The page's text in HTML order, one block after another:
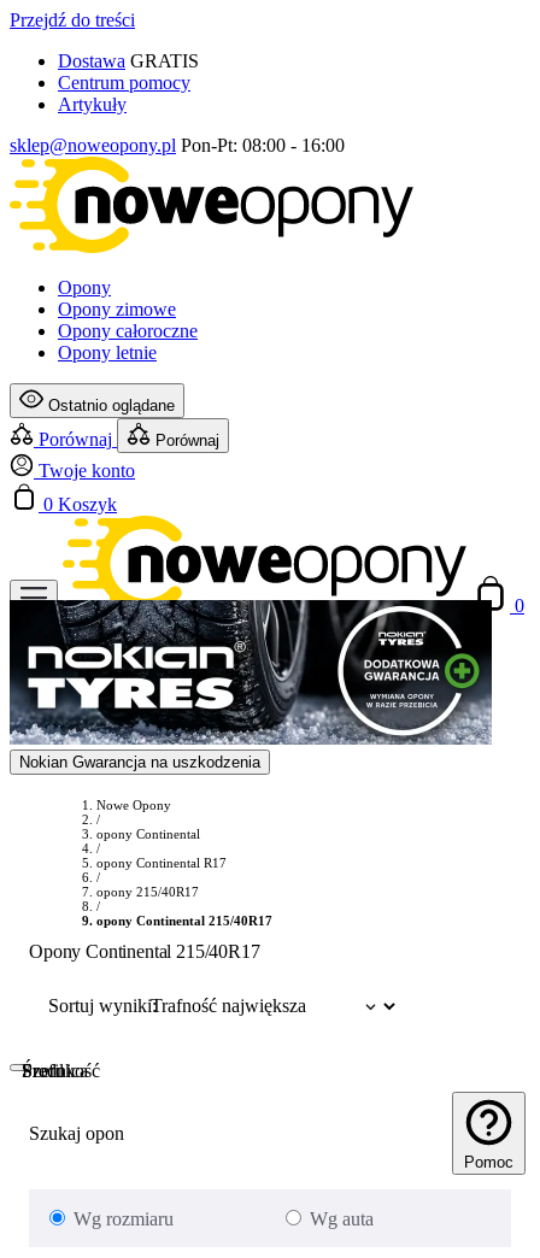
Przejdź do treści
Dostawa GRATIS
Centrum pomocy
Artykuły
sklep@noweopony.pl Pon-Pt: 08:00 - 16:00
Opony
Opony zimowe
Opony całoroczne
Opony letnie
Ostatnio oglądane
Porównaj Porównaj
Twoje konto
0 Koszyk
0
Nokian Gwarancja na uszkodzenia
Nowe Opony
/
opony Continental
/
opony Continental R17
/
opony 215/40R17
/
opony Continental 215/40R17
Opony Continental 215/40R17
Sortuj wyniki:
Szukaj opon
Pomoc
Wg rozmiaru Wg auta
Szerokość
Profil
Średnica